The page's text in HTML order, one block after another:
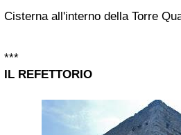
Cisterna all'interno della Torre
***
IL REFETTORIO